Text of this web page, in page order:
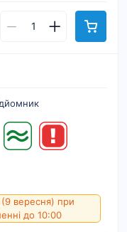
(9 вересня) при
до 10:00